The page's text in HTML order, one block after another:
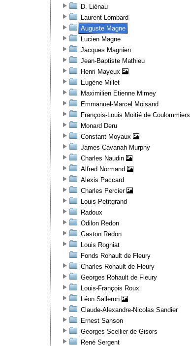
D. Liénau
Laurent Lombard
Auguste Magne
Lucien Magne
Jacques Magnien
Jean-Baptiste Mathieu
Henri Mayeux
Eugène Millet
Maximilien Etienne Mimey
Emmanuel-Marcel Moisand
François-Louis Moitié de Coulommiers
Monard Deru
Constant Moyaux
James Cavanah Murphy
Charles Naudin
Alfred Normand
Alexis Paccard
Charles Percier
Louis Petitgrand
Radoux
Odilon Redon
Gaston Redon
Louis Rogniat
Fonds Rohault de Fleury
Charles Rohault de Fleury
Georges Rohault de Fleury
Louis-François Roux
Léon Salleron
Claude-Alexandre-Nicolas Sandier
Ernest Sanson
Georges Scellier de Gisors
René Sergent